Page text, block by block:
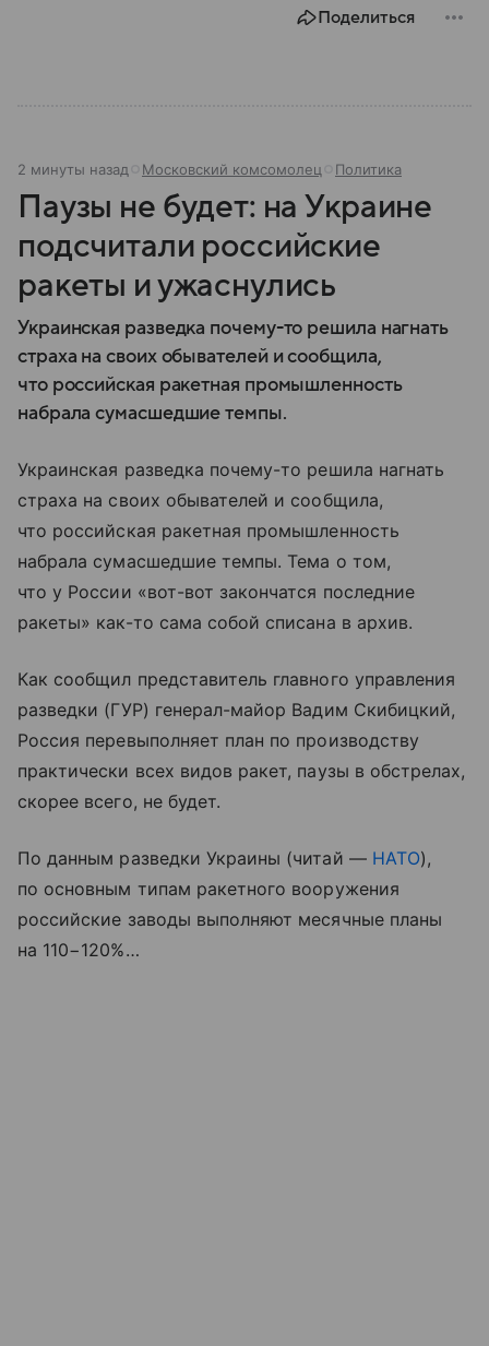
Поделиться
2 минуты назад Московский комсомолец Политика
Паузы не будет: на Украине
подсчитали российские
ракеты и ужаснулись
Украинская разведка почему-то решила нагнать
страха на своих обывателей и сообщила,
что российская ракетная промышленность
набрала сумасшедшие темпы.
Украинская разведка почему-то решила нагнать
страха на своих обывателей и сообщила,
что российская ракетная промышленность
набрала сумасшедшие темпы. Тема о том,
что у России «вот-вот закончатся последние
ракеты» как-то сама собой списана в архив.
Как сообщил представитель главного управления
разведки (ГУР) генерал-майор Вадим Скибицкий,
Россия перевыполняет план по производству
практически всех видов ракет, паузы в обстрелах,
скорее всего, не будет.
По данным разведки Украины (читай — НАТО),
по основным типам ракетного вооружения
российские заводы выполняют месячные планы
на 110−120%…